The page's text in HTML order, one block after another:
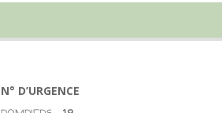
N° D’URGENCE